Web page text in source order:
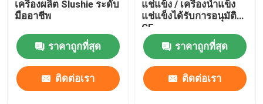
เครื่องผลิต Slushie ระดับ
มืออาชีพ
ราคาถูกที่สุด
ติดต่อเรา
แช่แข็ง / เครื่องน้ำแข็ง
แช่แข็งได้รับการอนุมัติ
CE
ราคาถูกที่สุด
ติดต่อเรา